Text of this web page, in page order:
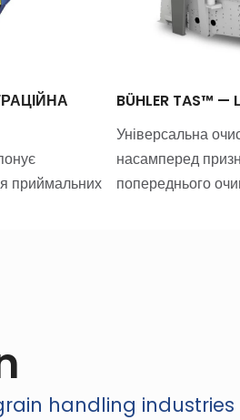
приймальних
BÜHLER TAS™ —
Універсальна
насамперед
попереднього
handling industries